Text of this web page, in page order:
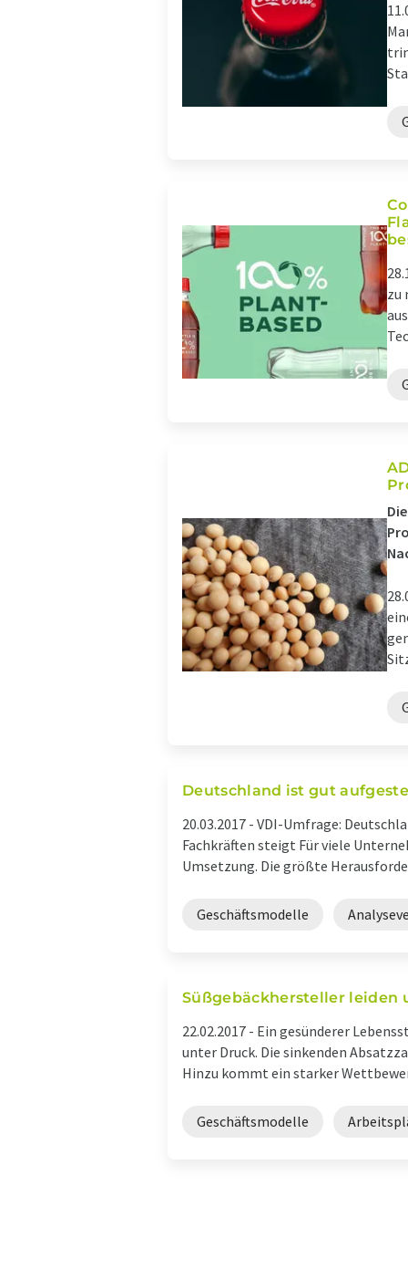
zu
Deutschland ist gut
20.03.2017 - VDI-Umfrage:
Fachkräften steigt Für viele
Umsetzung. Die größte
Geschäftsmodelle
Süßgebäckhersteller leiden
22.02.2017 - Ein gesünderer
unter Druck. Die sinkenden
Hinzu kommt ein starker
Geschäftsmodelle